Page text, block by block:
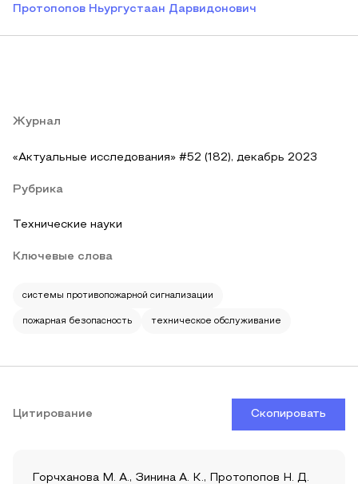
Протопопов Ньургустаан Дарвидонович
Журнал
«Актуальные исследования» #52 (182), декабрь 2023
Рубрика
Технические науки
Ключевые слова
системы противопожарной сигнализации
пожарная безопасность техническое обслуживание
Цитирование Скопировать
Горчханова М. А., Зинина А. К., Протопопов Н. Д.